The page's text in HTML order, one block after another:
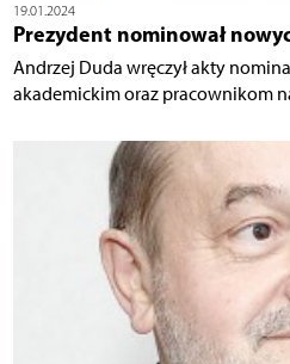
19.01.2024
Prezydent nominował
Andrzej Duda wręczył akty
akademickim oraz pracownikom